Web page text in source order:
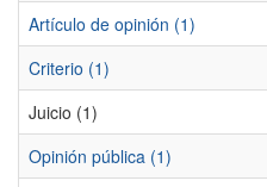
Artículo de opinión (1)
Criterio (1)
Juicio (1)
Opinión pública (1)